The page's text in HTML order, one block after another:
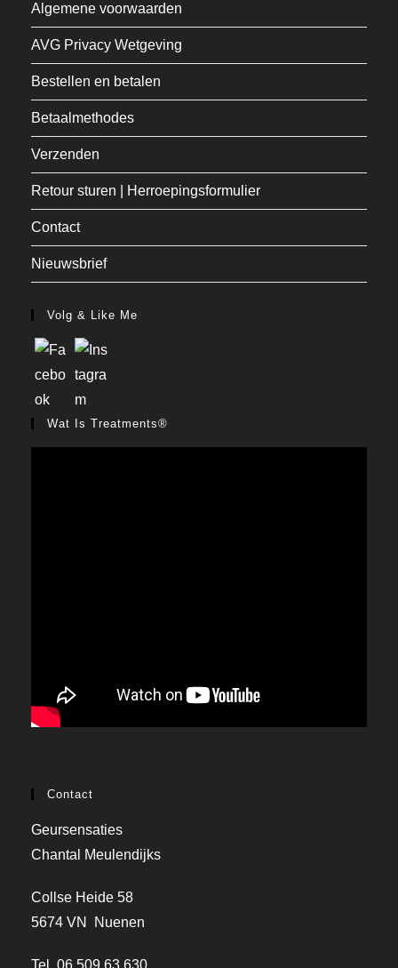
Algemene voorwaarden
AVG Privacy Wetgeving
Bestellen en betalen
Betaalmethodes
Verzenden
Retour sturen | Herroepingsformulier
Contact
Nieuwsbrief
Volg & Like Me
Wat Is Treatments®
Contact
Geursensaties
Chantal Meulendijks
Collse Heide 58
5674 VN Nuenen
Tel. 06 509 63 630